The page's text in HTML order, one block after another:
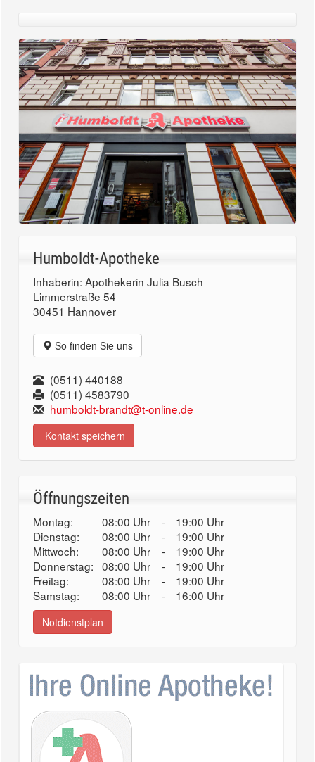
Humboldt-Apotheke
Inhaberin: Apothekerin Julia Busch
Limmerstraße 54
30451 Hannover
So finden Sie uns
(0511) 440188
(0511) 4583790
humboldt-brandt@t-online.de
Kontakt speichern
Öffnungszeiten
Montag: 08:00 Uhr -
19:00 Uhr
Dienstag:
08:00 Uhr -
19:00 Uhr
Mittwoch:
08:00 Uhr -
19:00 Uhr
Donnerstag: 08:00 Uhr -
19:00 Uhr
Freitag:
08:00 Uhr -
19:00 Uhr
Samstag:
08:00 Uhr - 16:00 Uhr
Notdienstplan